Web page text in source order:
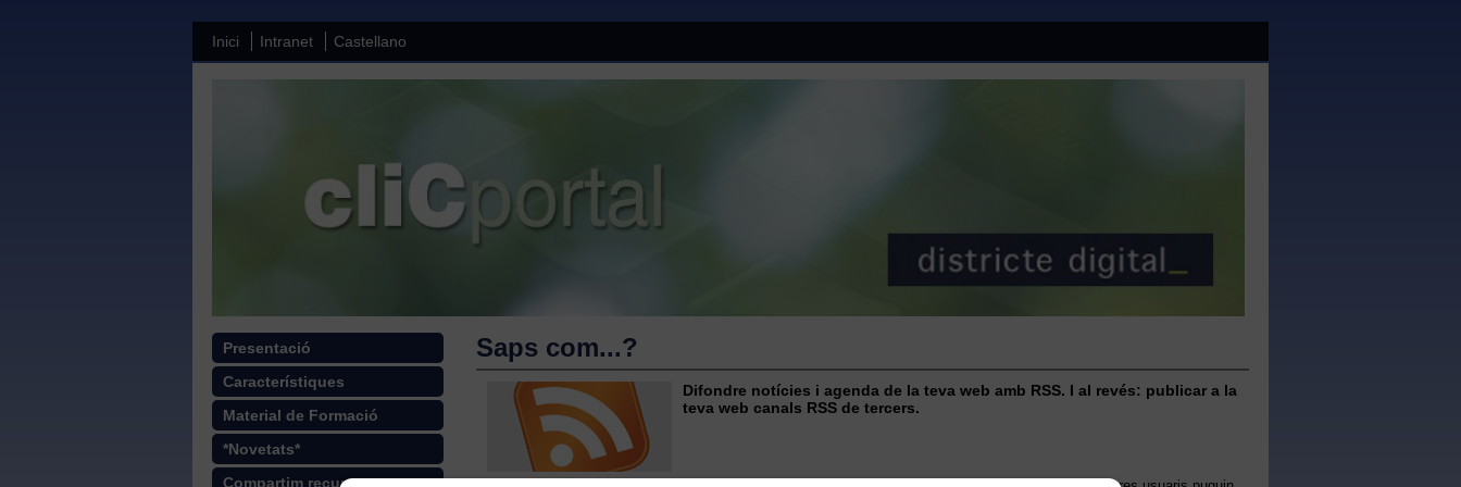
Inici Intranet Castellano
Presentació
Característiques
Material de Formació
*Novetats*
Compartim recursos
Saps com...?
Difondre notícies i agenda de la teva web amb RSS. I al revés: publicar a la
teva web canals RSS de tercers.